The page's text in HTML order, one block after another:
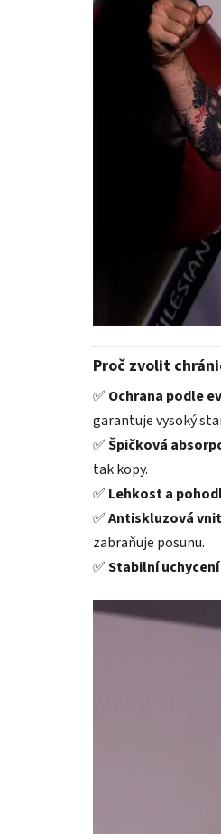
Proč zvolit
✅ Ochrana podle
garantuje vysoký
✅Špičková
tak kopy.
✅ Lehkost a
✅Antiskluzová
zabraňuje posunu.
✅Stabilní uchycení